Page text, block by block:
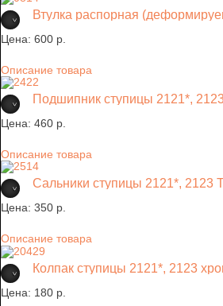
Втулка распорная
Цена: 600 p.
Описание товара
Подшипник ступицы 2121*,
Цена: 460 p.
Описание товара
Сальники ступицы 2121*, 2123
Цена: 350 p.
Описание товара
Колпак ступицы 2121*, 2123
Цена: 180 p.